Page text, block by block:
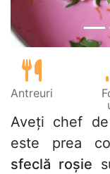
Antreuri
Aveți chef
este prea
sfeclă roșie